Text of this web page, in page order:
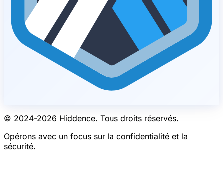
© 2024-2026 Hiddence. Tous droits réservés.
Opérons avec un focus sur la confidentialité et la
sécurité.